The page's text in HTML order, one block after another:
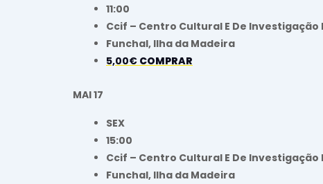
11:00
Ccif – Centro Cultural E De Investigação
Funchal, Ilha da Madeira
5,00€ COMPRAR
MAI 17
SEX
15:00
Ccif – Centro Cultural E De Investigação
Funchal, Ilha da Madeira